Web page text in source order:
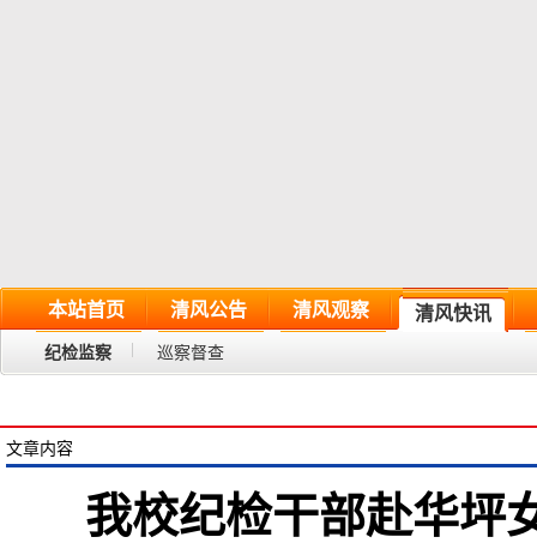
本站首页 清风公告 清风观察 清风快讯
纪检监察 巡察督查
文章内容
我校纪检干部赴华坪